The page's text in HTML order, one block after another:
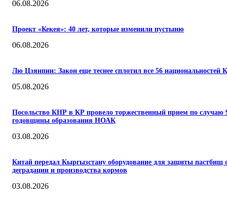
06.08.2026
Проект «Кекея»: 40 лет, которые изменили пустыню
06.08.2026
Лю Цзянпин: Закон еще теснее сплотил все 56 национальностей
05.08.2026
Посольство КНР в КР провело торжественный прием по случаю
годовщины образования НОАК
03.08.2026
Китай передал Кыргызстану оборудование для защиты пастбищ
деградации и производства кормов
03.08.2026